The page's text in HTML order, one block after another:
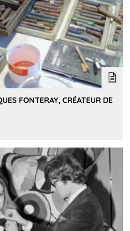
FONTERAY, CRÉATEUR DE